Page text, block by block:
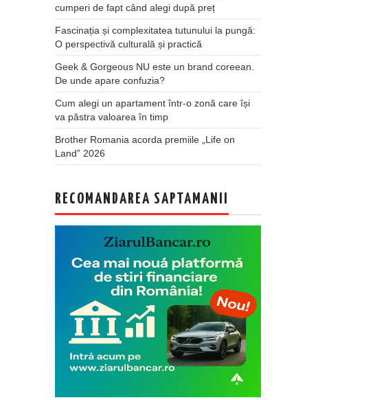
cumperi de fapt când alegi după preț
Fascinația și complexitatea tutunului la pungă:
O perspectivă culturală și practică
Geek & Gorgeous NU este un brand coreean.
De unde apare confuzia?
Cum alegi un apartament într-o zonă care își
va păstra valoarea în timp
Brother Romania acorda premiile „Life on
Land” 2026
RECOMANDAREA SAPTAMANII